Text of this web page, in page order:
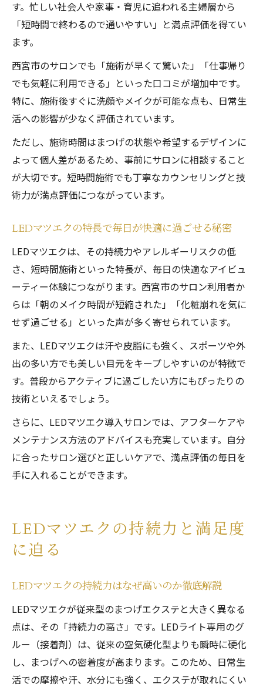
す。忙しい社会人や家事・育児に追われる主婦層から
「短時間で終わるので通いやすい」と満点評価を得てい
ます。
西宮市のサロンでも「施術が早くて驚いた」「仕事帰り
でも気軽に利用できる」といった口コミが増加中です。
特に、施術後すぐに洗顔やメイクが可能な点も、日常生
活への影響が少なく評価されています。
ただし、施術時間はまつげの状態や希望するデザインに
よって個人差があるため、事前にサロンに相談すること
が大切です。短時間施術でも丁寧なカウンセリングと技
術力が満点評価につながっています。
LEDマツエクの特長で毎日が快適に過ごせる秘密
LEDマツエクは、その持続力やアレルギーリスクの低
さ、短時間施術といった特長が、毎日の快適なアイビュ
ーティー体験につながります。西宮市のサロン利用者か
らは「朝のメイク時間が短縮された」「化粧崩れを気に
せず過ごせる」といった声が多く寄せられています。
また、LEDマツエクは汗や皮脂にも強く、スポーツや外
出の多い方でも美しい目元をキープしやすいのが特徴で
す。普段からアクティブに過ごしたい方にもぴったりの
技術といえるでしょう。
さらに、LEDマツエク導入サロンでは、アフターケアや
メンテナンス方法のアドバイスも充実しています。自分
に合ったサロン選びと正しいケアで、満点評価の毎日を
手に入れることができます。
LEDマツエクの持続力と満足度
に迫る
LEDマツエクの持続力はなぜ高いのか徹底解説
LEDマツエクが従来型のまつげエクステと大きく異なる
点は、その「持続力の高さ」です。LEDライト専用のグ
ルー（接着剤）は、従来の空気硬化型よりも瞬時に硬化
し、まつげへの密着度が高まります。このため、日常生
活での摩擦や汗、水分にも強く、エクステが取れにくい